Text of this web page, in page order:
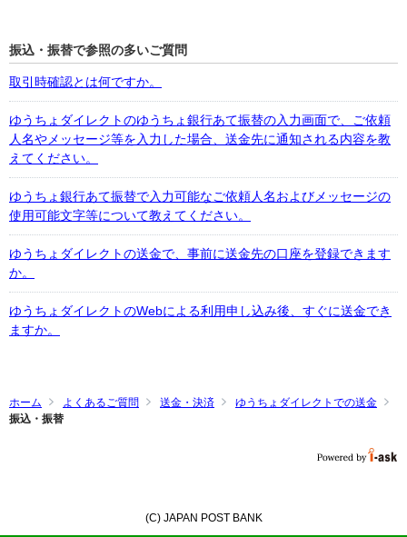
振込・振替で参照の多いご質問
取引時確認とは何ですか。
ゆうちょダイレクトのゆうちょ銀行あて振替の入力画面で、ご依頼
人名やメッセージ等を入力した場合、送金先に通知される内容を教
えてください。
ゆうちょ銀行あて振替で入力可能なご依頼人名およびメッセージの
使用可能文字等について教えてください。
ゆうちょダイレクトの送金で、事前に送金先の口座を登録できます
か。
ゆうちょダイレクトのWebによる利用申し込み後、すぐに送金でき
ますか。
ホーム よくあるご質問 送金・決済
ゆうちょダイレクトでの送金
振込・振替
(C) JAPAN POST BANK